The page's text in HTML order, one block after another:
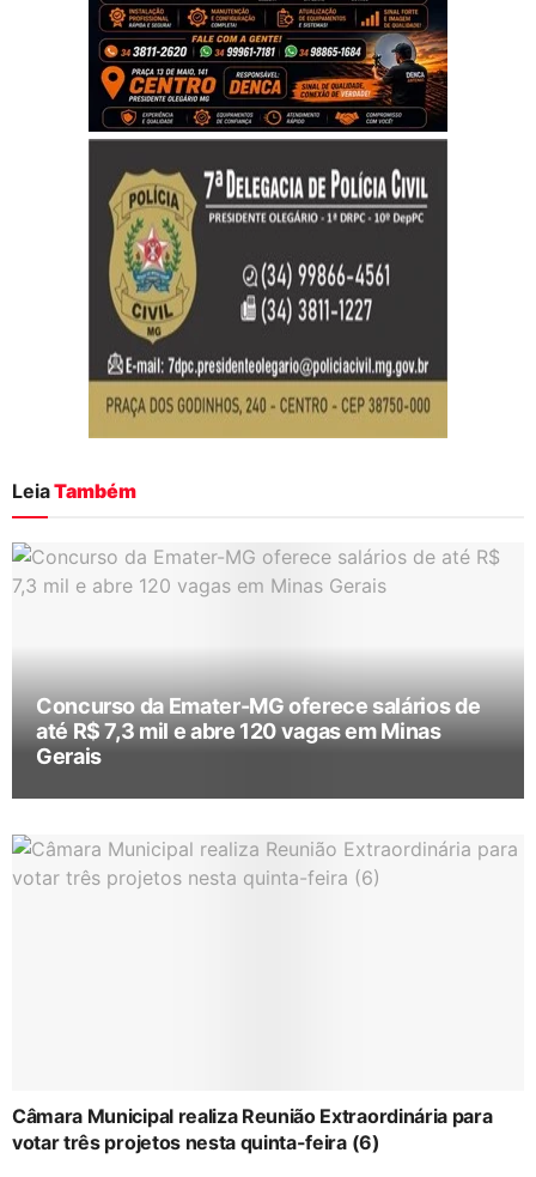
LeiaTambém
Concurso da Emater-MG oferece salários de
até R$ 7,3 mil e abre 120 vagas em Minas
Gerais
Câmara Municipal realiza Reunião Extraordinária para
votar três projetos nesta quinta-feira (6)